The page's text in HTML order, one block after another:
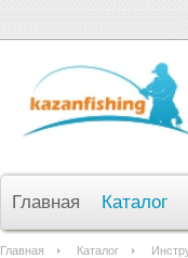
Главная Каталог
Главная Каталог